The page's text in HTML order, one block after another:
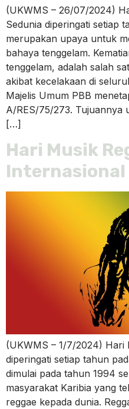
(UKWMS – 26/07/2024)
Sedunia diperingati setiap
merupakan upaya untuk
bahaya tenggelam.
tenggelam, adalah salah
akibat kecelakaan di
Majelis Umum PBB
A/RES/75/273. Tujuannya
[…]
Hari Musik
Internasional
(UKWMS – 1/7/2024) Hari
diperingati setiap tahun
dimulai pada tahun 1994
masyarakat Karibia yang
reggae kepada dunia.